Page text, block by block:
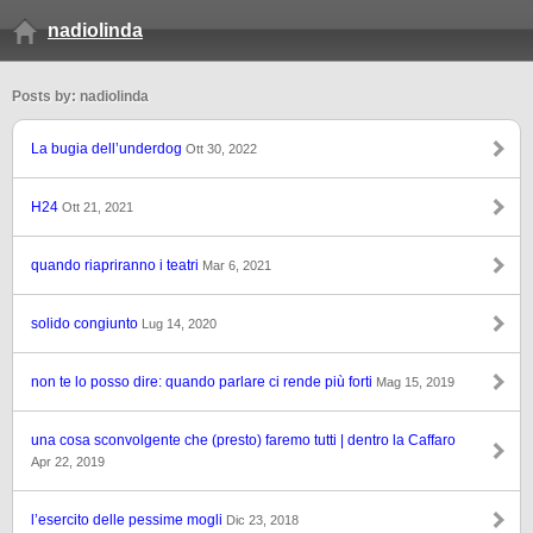
nadiolinda
Posts by: nadiolinda
La bugia dell’underdog Ott 30, 2022
H24 Ott 21, 2021
quando riapriranno i teatri Mar 6, 2021
solido congiunto Lug 14, 2020
non te lo posso dire: quando parlare ci rende più forti Mag 15, 2019
una cosa sconvolgente che (presto) faremo tutti | dentro la Caffaro
Apr 22, 2019
l’esercito delle pessime mogli Dic 23, 2018